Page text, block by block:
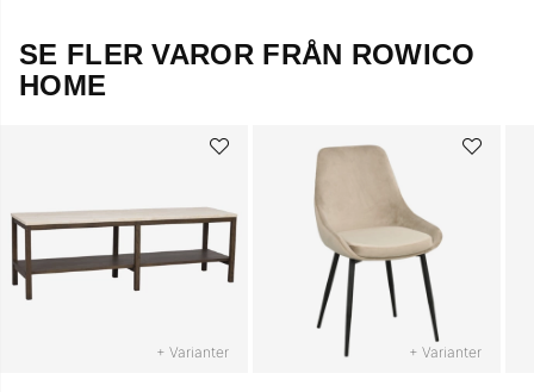
SE FLER VAROR FRÅN ROWICO
HOME
+ Varianter + Varianter